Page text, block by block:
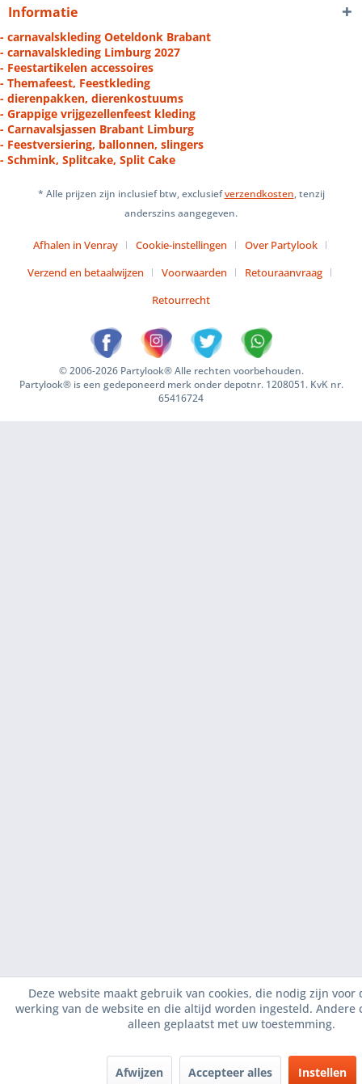
Informatie
- carnavalskleding Oeteldonk Brabant
- carnavalskleding Limburg 2027
- Feestartikelen accessoires
- Themafeest, Feestkleding
- dierenpakken, dierenkostuums
- Grappige vrijgezellenfeest kleding
- Carnavalsjassen Brabant Limburg
- Feestversiering, ballonnen, slingers
- Schmink, Splitcake, Split Cake
* Alle prijzen zijn inclusief btw, exclusiefverzendkosten, tenzij
anderszins aangegeven.
Afhalen in Venray Cookie-instellingen
Over Partylook
Verzend en betaalwijzen
Voorwaarden
Retouraanvraag
Retourrecht
© 2006-2026 Partylook® Alle rechten voorbehouden.
Partylook® is een gedeponeerd merk onder depotnr. 1208051. KvK nr.
65416724
Deze website maakt gebruik van cookies, die nodig zijn voor
werking van de website en die altijd worden ingesteld. Andere
alleen geplaatst met uw toestemming.
Afwijzen Accepteer alles Instellen